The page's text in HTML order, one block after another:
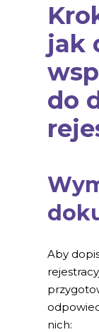
jak
do
Aby
nich: